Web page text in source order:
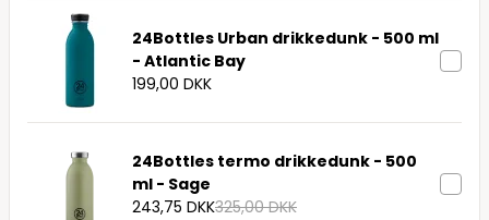
24Bottles Urban drikkedunk - 500 ml
- Atlantic Bay
199,00 DKK
24Bottles termo drikkedunk - 500
ml - Sage
243,75 DKK325,00 DKK